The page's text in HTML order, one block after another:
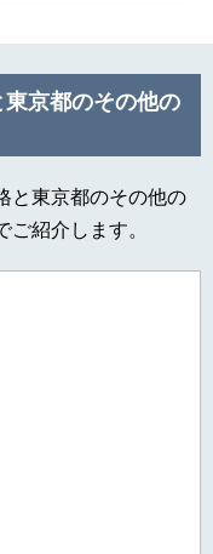
京都のその他の
と東京都のその他の
紹介します。